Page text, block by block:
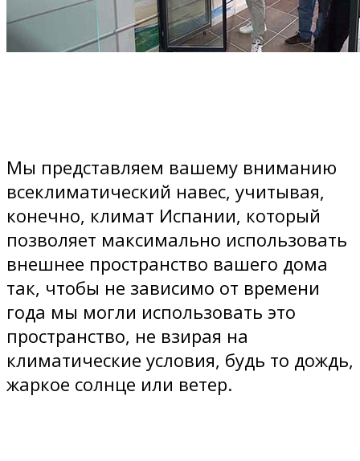
Мы представляем вашему вниманию
всеклиматический навес, учитывая,
конечно, климат Испании, который
позволяет максимально использовать
внешнее пространство вашего дома
так, чтобы не зависимо от времени
года мы могли использовать это
пространство, не взирая на
климатические условия, будь то дождь,
жаркое солнце или ветер.